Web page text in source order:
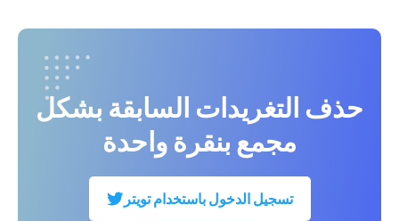
حذف التغريدات السابقة بشكل
مجمع بنقرة واحدة
تسجيل الدخول باستخدام تويتر